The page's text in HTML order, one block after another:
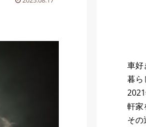
車好
暮ら
軒家
そ